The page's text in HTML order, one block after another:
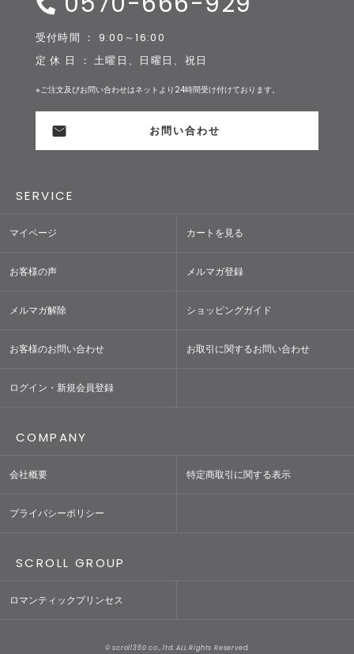
受付時間 ： 9:00～16:00
定 休 日 ： 土曜日、日曜日、祝日
※ご注文及びお問い合わせはネットより24時間受け付けております。
お問い合わせ
SERVICE
マイページ カートを見る
お客様の声 メルマガ登録
メルマガ解除 ショッピングガイド
お客様のお問い合わせ お取引に関するお問い合わせ
ログイン・新規会員登録
COMPANY
会社概要 特定商取引に関する表示
プライバシーポリシー
SCROLL GROUP
ロマンティックプリンセス
© scroll360 co., ltd. ALL Rights Reserved.